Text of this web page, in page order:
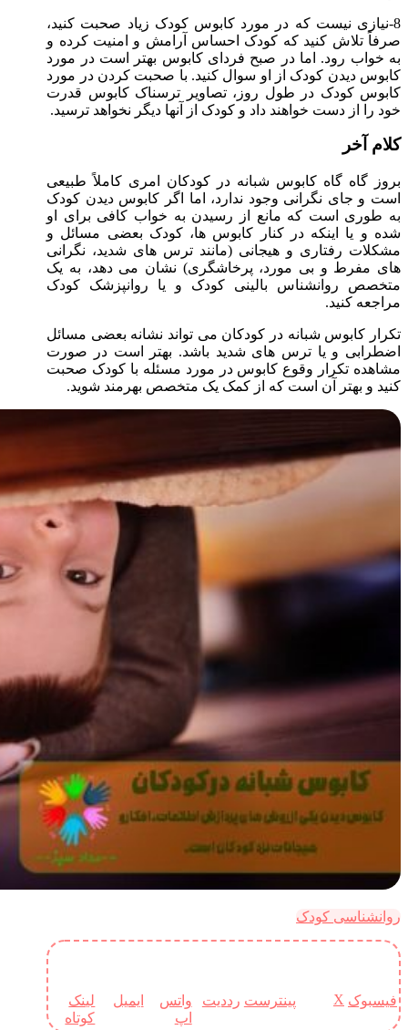
8-نیازی نیست که در مورد کابوس کودک زیاد صحبت کنید،
صرفاً تلاش کنید که کودک احساس آرامش و امنیت کرده و
به خواب رود. اما در صبح فردای کابوس بهتر است در مورد
کابوس دیدن کودک از او سوال کنید. با صحبت کردن در مورد
کابوس کودک در طول روز، تصاویر ترسناک کابوس قدرت
خود را از دست خواهند داد و کودک از آنها دیگر نخواهد ترسید.
کلام آخر
بروز گاه گاه کابوس شبانه در کودکان امری کاملاً طبیعی
است و جای نگرانی وجود ندارد، اما اگر کابوس دیدن کودک
به طوری است که مانع از رسیدن به خواب کافی برای او
شده و یا اینکه در کنار کابوس ها، کودک بعضی مسائل و
مشکلات رفتاری و هیجانی (مانند ترس های شدید، نگرانی
های مفرط و بی مورد، پرخاشگری) نشان می دهد، به یک
متخصص روانشناس بالینی کودک و یا روانپزشک کودک
مراجعه کنید.
تکرار کابوس شبانه در کودکان می تواند نشانه بعضی مسائل
اضطرابی و یا ترس های شدید باشد. بهتر است در صورت
مشاهده تکرار وقوع کابوس در مورد مسئله با کودک صحبت
کنید و بهتر آن است که از کمک یک متخصص بهرمند شوید.
روانشناسی کودک
فیسبوک X پینترست رددیت
واتس
اپ
ایمیل
لینک
کوتاه